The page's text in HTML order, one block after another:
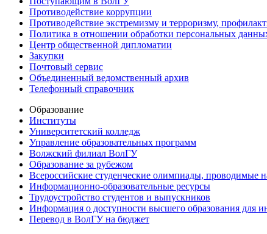
Противодействие коррупции
Противодействие экстремизму и терроризму,
Политика в отношении обработки персональных
Центр общественной дипломатии
Закупки
Почтовый сервис
Объединенный ведомственный архив
Телефонный справочник
Образование
Институты
Университетский колледж
Управление образовательных программ
Волжский филиал ВолГУ
Образование за рубежом
Всероссийские студенческие олимпиады, проводимые
Информационно-образовательные ресурсы
Трудоустройство студентов и выпускников
Информация о доступности высшего образования для
Перевод в ВолГУ на бюджет